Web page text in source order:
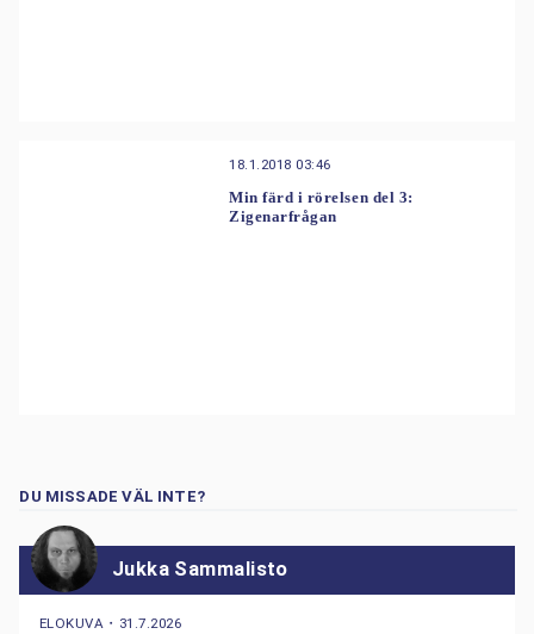
18.1.2018 03:46
Min färd i rörelsen del 3:
Zigenarfrågan
DU MISSADE VÄL INTE?
Jukka Sammalisto
ELOKUVA ・ 31.7.2026